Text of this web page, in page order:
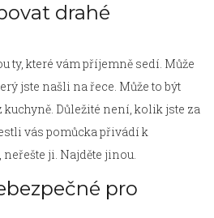
drahé
ty, které vám příjemně sedí. Může
jste našli na řece. Může to být
Důležité není, kolik jste za
vás pomůcka přivádí k
ji. Najděte jinou.
pro